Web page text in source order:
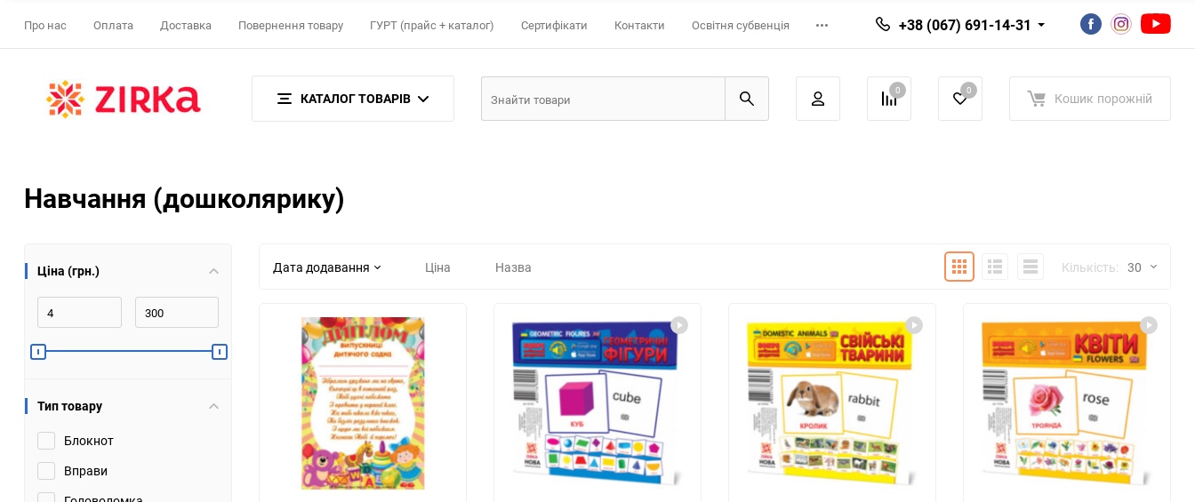
Про нас Оплата Доставка Повернення товару ГУРТ (прайс + каталог) Сертифікати Контакти Освітня субвенція +38 (067) 691-14-31
КАТАЛОГ ТОВАРІВ 0 0 Кошик порожній
Навчання (дошколярику)
Ціна (грн.)
Тип товару
Блокнот
Вправи
Дата додавання Ціна Назва ПлиткаДетальноСписок Кількість: 30
30
60
90
150